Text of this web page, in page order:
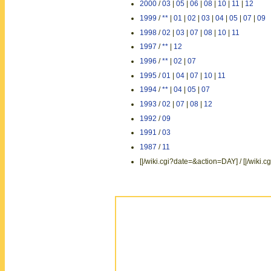
2000 /03 05 06 08 10 11
12
1999 /** 01 02 03 04 05 07
09
1998 /02 | 03 | 07 | 08 | 10 | 11
1997 /**
12
1996 /** 02
07
1995 /01 | 04 | 07 | 10 | 11
1994 /** 04 05
07
1993 /02 07 08
12
1992 /09
1991 /03
1987 / 11
[|/wiki.cgi?date=&action=DAY] / [|/